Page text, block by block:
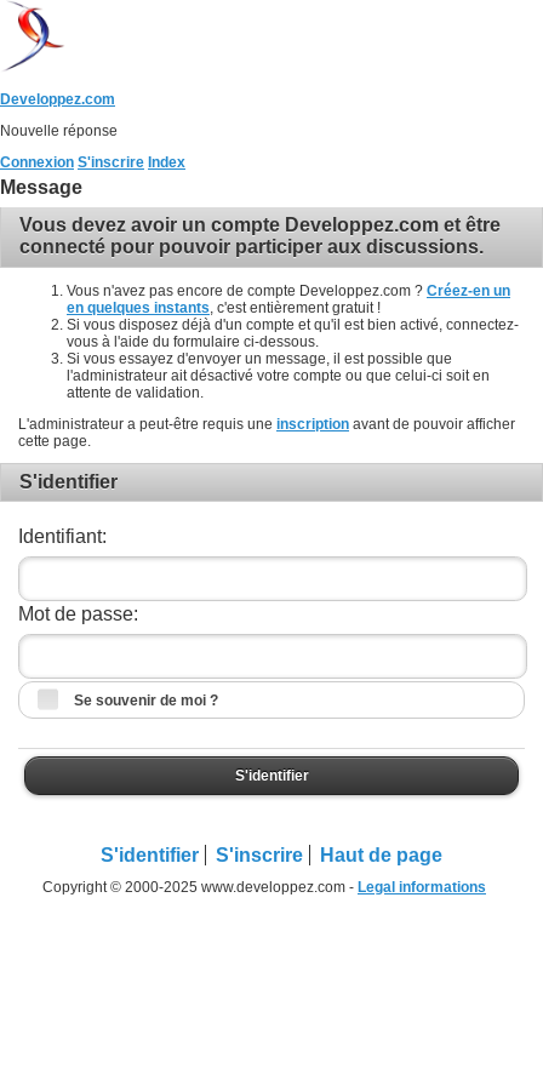
Developpez.com
Nouvelle réponse
Connexion S'inscrire Index
Message
Vous devez avoir un compte Developpez.com et être
connecté pour pouvoir participer aux discussions.
Vous n'avez pas encore de compte Developpez.com ? Créez-en un
en quelques instants , c'est entièrement gratuit !
Si vous disposez déjà d'un compte et qu'il est bien activé, connectez-
vous à l'aide du formulaire ci-dessous.
Si vous essayez d'envoyer un message, il est possible que
l'administrateur ait désactivé votre compte ou que celui-ci soit en
attente de validation.
L'administrateur a peut-être requis une inscription avant de pouvoir afficher
cette page.
S'identifier
Identifiant:
Mot de passe:
Se souvenir de moi ?
S'identifier
S'identifier S'inscrire Haut de page
Copyright © 2000-2025 www.developpez.com - Legal informations